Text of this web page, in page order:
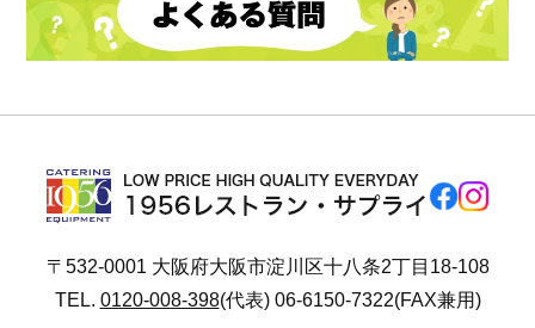
〒532-0001 大阪府大阪市淀川区十八条2丁目18-108
TEL. 0120-008-398(代表) 06-6150-7322(FAX兼用)